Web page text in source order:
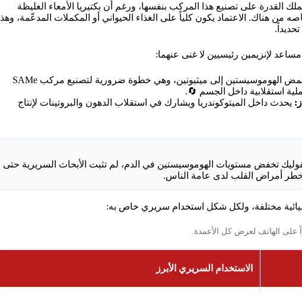
القدرة على تصنيع هذا المركب بنفسها، ورغم أن بكتيريا الأمعاء الغليظة
من هناك. الاعتماد يكون كلياً على الغذاء الحيواني أو المكملات المدعّمة، وهذا
لإنزيمين رئيسيين لا غنى عنهما:
يحوّل حمض الهوموسيستين إلى ميثيونين، وهي خطوة ضرورية لتصنيع مركب SAMe
استقلابية داخل الجسم 🔄.
يحدث داخل الميتوكوندريا ويشارك في استقلاب الدهون والبروتينات لإنتاج
ب12 مع حمض الفوليك تخفض مستويات الهوموسيستين في الدم، لم تثبت الأبحاث السريرية حتى
خطر أمراض القلب لدى عامة الناس.
على الهاتف لعرض كل الأعمدة.
الاستخدام السريري الأبرز